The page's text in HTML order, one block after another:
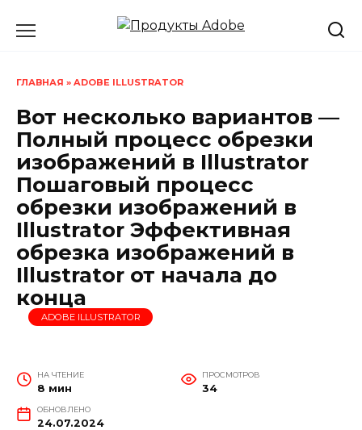
ГЛАВНАЯ » ADOBE ILLUSTRATOR
Вот несколько вариантов —
Полный процесс обрезки
изображений в Illustrator
Пошаговый процесс
обрезки изображений в
Illustrator Эффективная
обрезка изображений в
Illustrator от начала до
конца
ADOBE ILLUSTRATOR
НА ЧТЕНИЕ
8 мин
ПРОСМОТРОВ
34
ОБНОВЛЕНО
24.07.2024